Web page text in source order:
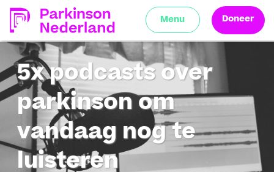
Menu Doneer
5x podcasts over
parkinson om
vandaag nog te
luisteren